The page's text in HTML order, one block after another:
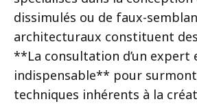
dissimulés ou de faux-
architecturaux constituent
**La consultation d’un expert
indispensable** pour
techniques inhérents à la